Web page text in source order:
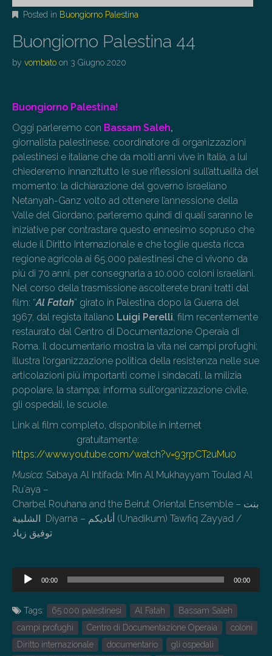
Posted in Buongiorno Palestina
Buongiorno Palestina 44
by vombato on 3 Giugno 2020
Buongiorno Palestina!
Oggi parleremo con Bassam Saleh,
giornalista palestinese, coordinatore di organizzazioni
palestinesi e italiane che da molti anni vive in Italia, a lui
chiederemo innanzitutto le sue riflessioni sull’attualità del
momento: la dichiarazione del governo israeliano
Netanyah-Ganz volto ad ottenere l’annessione della
Valle del Giordano; parleremo quindi di quali saranno le
iniziative per contrastare questo ennesimo sopruso che
elude il Diritto Internazionale e che toglie questa ricca
regione agricola ai 65.000 palestinesi che ci vivono da
più di 70 anni, per consegnarla a 10.000 coloni israeliani.
Nel corso della trasmissione ascolterete brani tratti dal
film: “Al Fatah” girato in Palestina dopo la Guerra del
1967, dal regista italiano Luigi Perelli, film recentemente
restaurato dal Centro di Documentazione Operaia di
Roma. Il documentario mostra la vita nei campi profughi;
illustra l’organizzazione politica della resistenza nelle sue
articolazioni più importanti come i sindacati, la milizia
popolare, la stampa; informa sull’organizzazione civile,
gli ospedali, le scuole.
Link al film completo, disponibile in internet
gratuitamente:
https://www.youtube.com/watch?v=93rpCT2uMu0
Musica: Sabaya Al Intifada: Min Al Mukhayyam Toulad Al
Ru´aya –
Charbel Rouhana and the Beirut Oriental Ensemble – بنت
الشلبية Diyarna – أناديكم (Unadikum) Tawfiq Zayyad /
توفيق زياد
Audio
00:00 00:00
Tags: 65.000 palestinesi Al Fatah
Bassam Saleh
campi profughi
Centro di Documentazione Operaia
coloni
Diritto internazionale
documentario
gli ospedali